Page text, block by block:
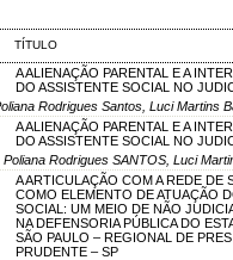
TÍTULO
A ALIENAÇÃO PARENTAL E A
DO ASSISTENTE SOCIAL NO
Rodrigues Santos, Luci Martins
A ALIENAÇÃO PARENTAL E A
DO ASSISTENTE SOCIAL NO
Rodrigues SANTOS, Luci
A ARTICULAÇÃO COM A REDE DE
COMO ELEMENTO DE ATUAÇÃO
SOCIAL: UM MEIO DE NÃO
NA DEFENSORIA PÚBLICA DO
SÃO PAULO – REGIONAL DE
PRUDENTE – SP